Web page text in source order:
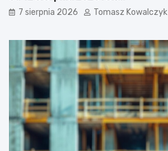
7 sierpnia 2026 Tomasz Kowalczyk